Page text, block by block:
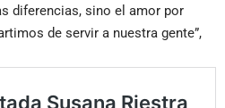
diferencias, sino el amor por
de servir a nuestra gente”,